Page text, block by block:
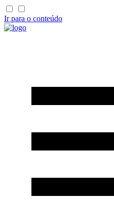
Ir para o conteúdo